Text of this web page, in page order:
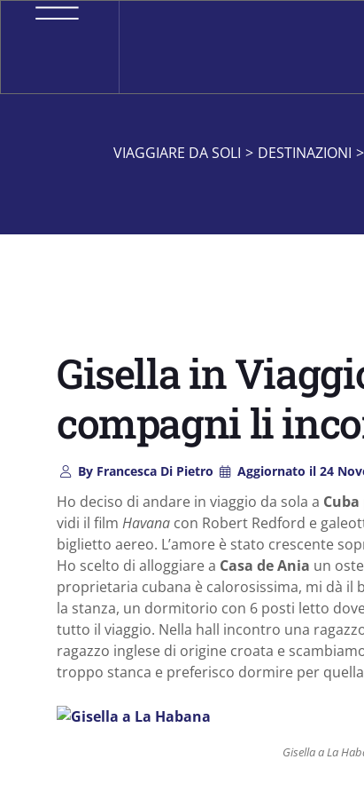
VIAGGIARE DA SOLI > DESTINAZIONI >
Gisella in
compagni li
ByFrancesca Di Pietro Aggiornato il 24
Ho deciso di andare in viaggio da sola a Cuba
vidi il film Havana con Robert Redford e
biglietto aereo. L’amore è stato crescente
Ho scelto di alloggiare a Casa de Ania un
proprietaria cubana è calorosissima, mi dà
la stanza, un dormitorio con 6 posti letto
tutto il viaggio. Nella hall incontro una
ragazzo inglese di origine croata e
troppo stanca e preferisco dormire per
Gisella a La